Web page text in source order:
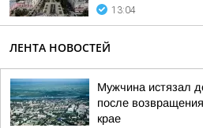
13:04
ЛЕНТА НОВОСТЕЙ
Мужчина истязал
после
крае